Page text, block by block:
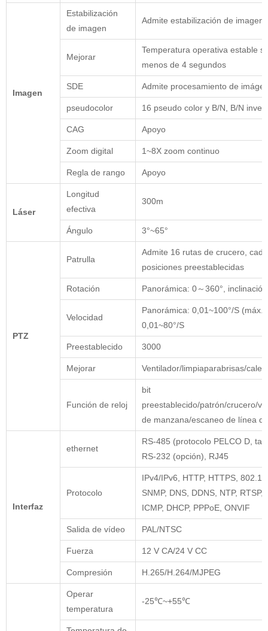
Imagen
Estabilización
de imagen
Admite estabilización de imagen
Mejorar
Temperatura operativa estable
menos de 4 segundos
SDE Admite procesamiento de
pseudocolor 16 pseudo color y B/N, B/N
CAG Apoyo
Zoom digital 1~8X zoom continuo
Regla de rango Apoyo
Láser
Longitud
efectiva
300m
Ángulo 3°~65°
PTZ
Patrulla
Admite 16 rutas de crucero,
posiciones preestablecidas
Rotación Panorámica: 0～360°,
Velocidad
Panorámica: 0,01~100°/S (máx.
0,01~80°/S
Preestablecido 3000
Mejorar Ventilador/limpiaparabrisas/
Función de reloj
bit
preestablecido/patrón/crucero/
de manzana/escaneo de línea
Interfaz
ethernet
RS-485 (protocolo PELCO D,
RS-232 (opción), RJ45
Protocolo
IPv4/IPv6, HTTP, HTTPS,
SNMP, DNS, DDNS, NTP, RTSP,
ICMP, DHCP, PPPoE, ONVIF
Salida de vídeo PAL/NTSC
Fuerza 12 V CA/24 V CC
Compresión H.265/H.264/MJPEG
Operar
temperatura
-25℃~+55℃